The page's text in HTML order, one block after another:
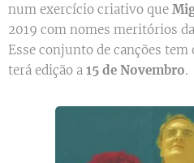
num exercício criativo que
2019 com nomes meritórios
Esse conjunto de canções tem
terá edição a 15 de Novembro.